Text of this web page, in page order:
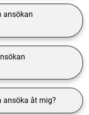
ansökan
ansöka åt mig?